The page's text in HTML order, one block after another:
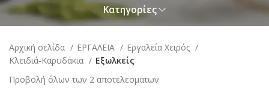
Κατηγορίες
Αρχική σελίδα ΕΡΓΑΛΕΙΑ
Εργαλεία Χειρός
Κλειδιά-Καρυδάκια
Εξωλκείς
Προβολή όλων των 2 αποτελεσμάτων